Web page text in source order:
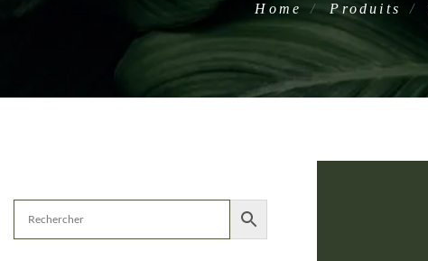
Home Produits